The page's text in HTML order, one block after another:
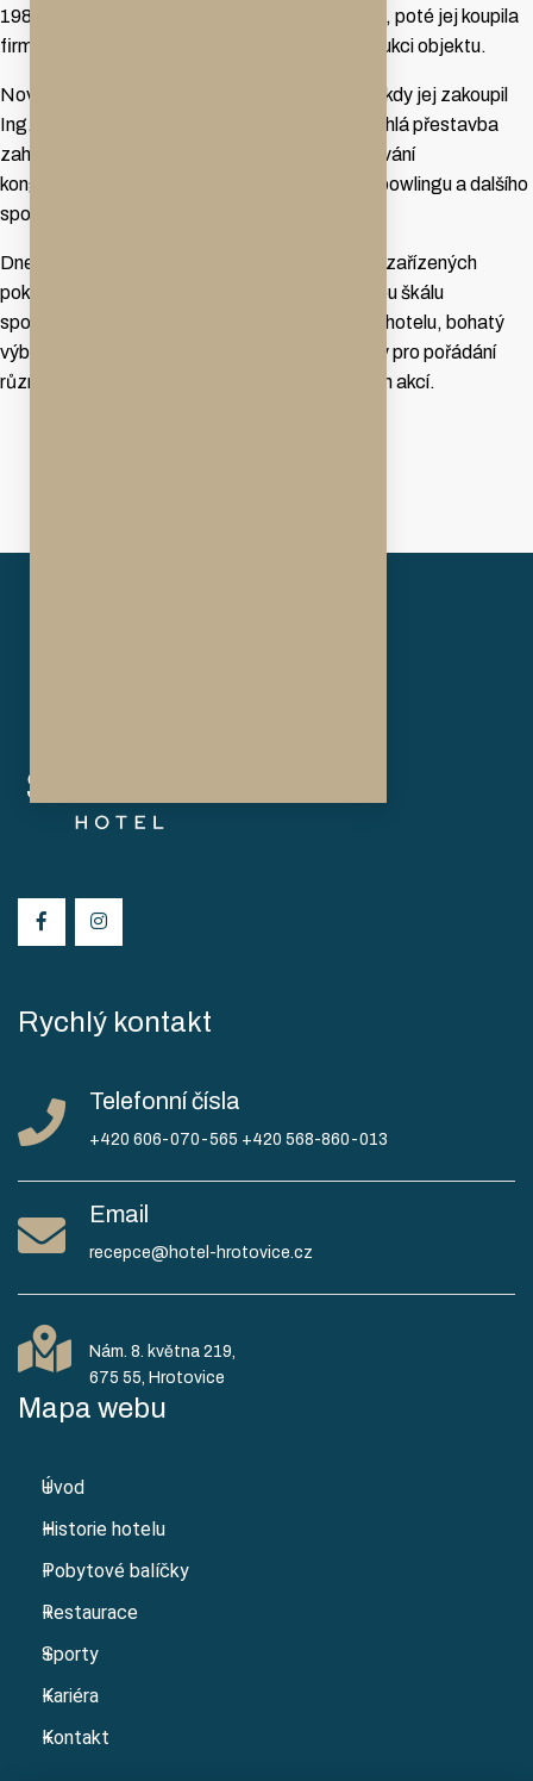
1989 byl v restituci vrácen původním majitelům, poté jej koupila
firma Vojenské stavby, která provedla rekonstrukci objektu.
Nový impuls pro hotel však nastal v roce 1999, kdy jej zakoupil
Ing. Bronislav Vala. Proběhla mimořádně rozsáhlá přestavba
zahrnující rozšíření ubytovací kapacity, vybudování
kongresového centra, sportovní haly, bazénu, bowlingu a dalšího
sportovního zázemí.
Dnes Sport-V-Hotel nabízí ubytování v luxusně zařízených
pokojích s celkovou kapacitou 235 lůžek, širokou škálu
sportovních a relaxačních aktivit přímo v areálu hotelu, bohatý
výběr jídel a specialit a reprezentativní prostory pro pořádání
různých společenských, firemních i soukromých akcí.
Mapa webu
Úvod
Historie hotelu
Pobytové balíčky
Restaurace
Sporty
Kariéra
Kontakt
Rychlý kontakt
Telefonní čísla
+420 606-070-565 +420 568-860-013
Email
recepce@hotel-hrotovice.cz
Nám. 8. května 219,